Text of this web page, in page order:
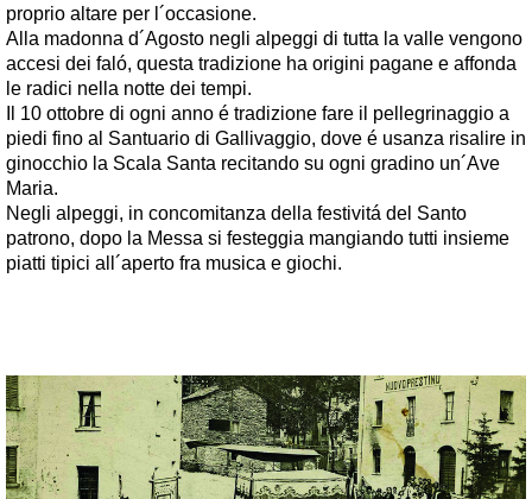
proprio altare per l´occasione.
Alla madonna d´Agosto negli alpeggi di tutta la valle vengono
accesi dei faló, questa tradizione ha origini pagane e affonda
le radici nella notte dei tempi.
Il 10 ottobre di ogni anno é tradizione fare il pellegrinaggio a
piedi fino al Santuario di Gallivaggio, dove é usanza risalire in
ginocchio la Scala Santa recitando su ogni gradino un´Ave
Maria.
Negli alpeggi, in concomitanza della festivitá del Santo
patrono, dopo la Messa si festeggia mangiando tutti insieme
piatti tipici all´aperto fra musica e giochi.